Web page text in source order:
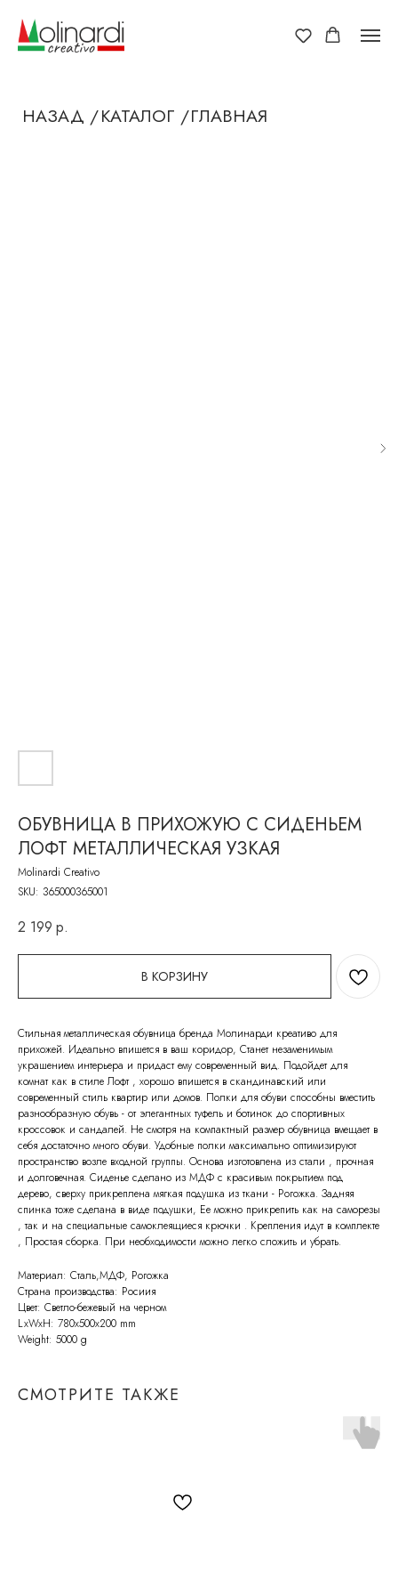
ОБУВНИЦА В ПРИХОЖУЮ С СИДЕНЬЕМ
ЛОФТ МЕТАЛЛИЧЕСКАЯ УЗКАЯ
Molinardi Creativo
SKU: 365000365001
2 199 р.
В КОРЗИНУ
Стильная металлическая обувница бренда Молинарди креативо для
прихожей. Идеально впишется в ваш коридор, Станет незаменимым
украшением интерьера и придаст ему современный вид. Подойдет для
комнат как в стиле Лофт , хорошо впишется в скандинавский или
современный стиль квартир или домов. Полки для обуви способны вместить
разнообразную обувь - от элегантных туфель и ботинок до спортивных
кроссовок и сандалей. Не смотря на компактный размер обувница вмещает в
себя достаточно много обуви. Удобные полки максимально оптимизируют
пространство возле входной группы. Основа изготовлена из стали , прочная
и долговечная. Сиденье сделано из МДФ с красивым покрытием под
дерево, сверху прикреплена мягкая подушка из ткани - Рогожка. Задняя
спинка тоже сделана в виде подушки, Ее можно прикрепить как на саморезы
, так и на специальные самоклеящиеся крючки . Крепления идут в комплекте
, Простая сборка. При необходимости можно легко сложить и убрать.
Материал: Сталь,МДФ, Рогожка
Страна производства: Росиия
Цвет: Светло-бежевый на черном
LxWxH: 780x500x200 mm
Weight: 5000 g
СМОТРИТЕ ТАКЖЕ
СВЯЖИТЕСЬ С НАМИ